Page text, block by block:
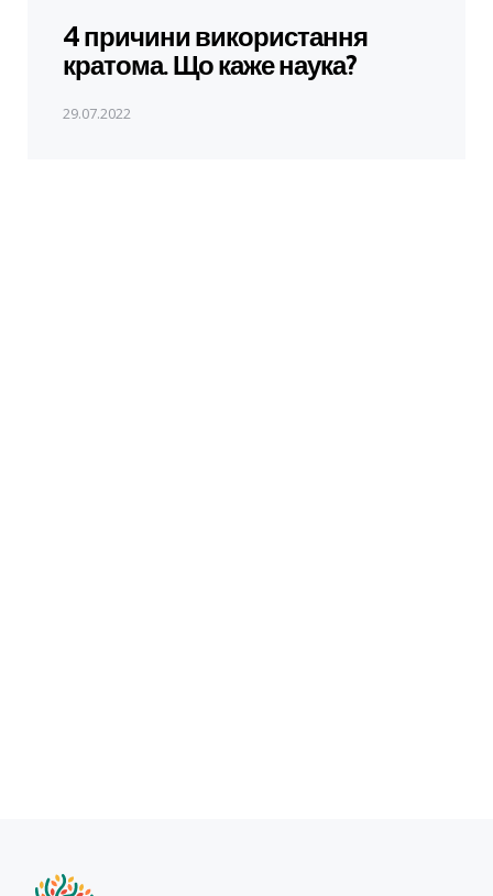
4 причини використання
кратома. Що каже наука?
29.07.2022